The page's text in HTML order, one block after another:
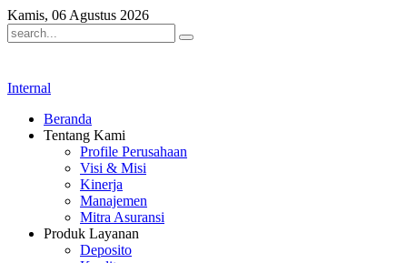
Kamis, 06 Agustus 2026
Internal
Beranda
Tentang Kami
Profile Perusahaan
Visi & Misi
Kinerja
Manajemen
Mitra Asuransi
Produk Layanan
Deposito